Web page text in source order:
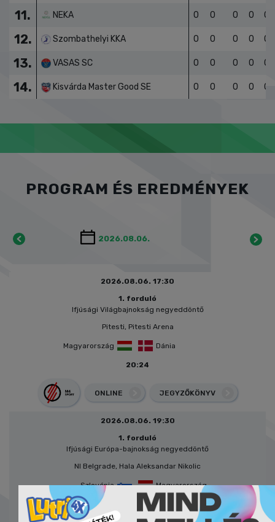
11. NEKA 0 0 0 0 0
12. Szombathelyi KKA 0 0 0 0 0
13. VASAS SC 0 0 0 0 0
14. Kisvárda Master Good SE 0 0 0 0 0
PROGRAM ÉS EREDMÉNYEK
2026.08.06. 17:30
1. forduló
Ifjúsági Világbajnokság negyeddöntő
Pitesti, Pitesti Arena
Magyarország Dánia
20:24
ONLINE JEGYZŐKÖNYV
2026.08.06. 19:30
1. forduló
Ifjúsági Európa-bajnokság negyeddöntő
NI Belgrade, Hala Aleksandar Nikolic
Szlovénia Magyarország
32:27